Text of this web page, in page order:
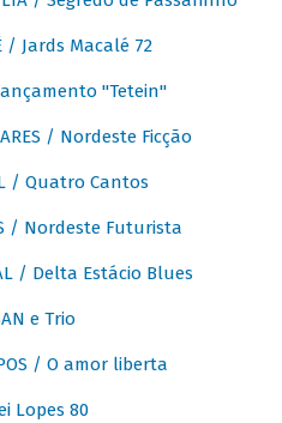
/ Jards Macalé 72
"Tetein"
/ Nordeste Ficção
/ Quatro Cantos
/ Nordeste Futurista
/ Delta Estácio Blues
e Trio
/ O amor liberta
Lopes 80